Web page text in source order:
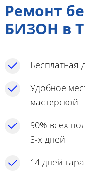
Ремонт
БИЗОН в
Бесплатная
Удобное
мастерской
90% всех
3-х дней
14 дней